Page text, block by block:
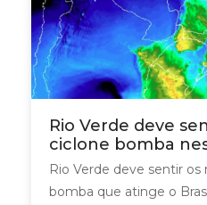
Rio Verde deve
ciclone bomba
Rio Verde deve sentir os
bomba que atinge o